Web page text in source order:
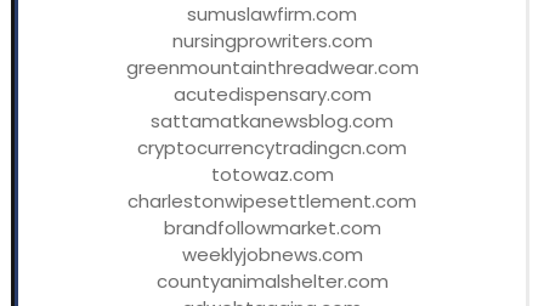
sumuslawfirm.com
nursingprowriters.com
greenmountainthreadwear.com
acutedispensary.com
sattamatkanewsblog.com
cryptocurrencytradingcn.com
totowaz.com
charlestonwipesettlement.com
brandfollowmarket.com
weeklyjobnews.com
countyanimalshelter.com